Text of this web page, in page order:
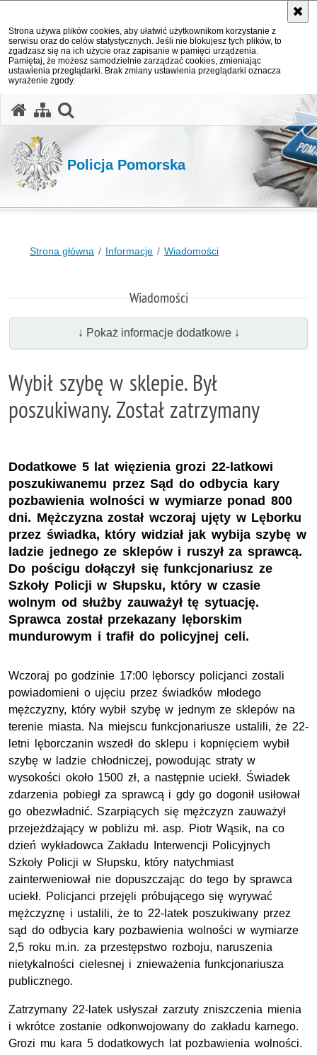
Strona używa plików cookies, aby ułatwić użytkownikom korzystanie z
serwisu oraz do celów statystycznych. Jeśli nie blokujesz tych plików, to
zgadzasz się na ich użycie oraz zapisanie w pamięci urządzenia.
Pamiętaj, że możesz samodzielnie zarządzać cookies, zmieniając
ustawienia przeglądarki. Brak zmiany ustawienia przeglądarki oznacza
wyrażenie zgody.
Policja Pomorska
Strona główna Informacje Wiadomości
Wiadomości
↓ Pokaż informacje dodatkowe ↓
Wybił szybę w sklepie. Był
poszukiwany. Został zatrzymany
Dodatkowe 5 lat więzienia grozi 22-latkowi
poszukiwanemu przez Sąd do odbycia kary
pozbawienia wolności w wymiarze ponad 800
dni. Mężczyzna został wczoraj ujęty w Lęborku
przez świadka, który widział jak wybija szybę w
ladzie jednego ze sklepów i ruszył za sprawcą.
Do pościgu dołączył się funkcjonariusz ze
Szkoły Policji w Słupsku, który w czasie
wolnym od służby zauważył tę sytuację.
Sprawca został przekazany lęborskim
mundurowym i trafił do policyjnej celi.
Wczoraj po godzinie 17:00 lęborscy policjanci zostali
powiadomieni o ujęciu przez świadków młodego
mężczyzny, który wybił szybę w jednym ze sklepów na
terenie miasta. Na miejscu funkcjonariusze ustalili, że 22-
letni lęborczanin wszedł do sklepu i kopnięciem wybił
szybę w ladzie chłodniczej, powodując straty w
wysokości około 1500 zł, a następnie uciekł. Świadek
zdarzenia pobiegł za sprawcą i gdy go dogonił usiłował
go obezwładnić. Szarpiących się mężczyzn zauważył
przejeżdżający w pobliżu mł. asp. Piotr Wąsik, na co
dzień wykładowca Zakładu Interwencji Policyjnych
Szkoły Policji w Słupsku, który natychmiast
zainterweniował nie dopuszczając do tego by sprawca
uciekł. Policjanci przejęli próbującego się wyrywać
mężczyznę i ustalili, że to 22-latek poszukiwany przez
sąd do odbycia kary pozbawienia wolności w wymiarze
2,5 roku m.in. za przestępstwo rozboju, naruszenia
nietykalności cielesnej i znieważenia funkcjonariusza
publicznego.
Zatrzymany 22-latek usłyszał zarzuty zniszczenia mienia
i wkrótce zostanie odkonwojowany do zakładu karnego.
Grozi mu kara 5 dodatkowych lat pozbawienia wolności.